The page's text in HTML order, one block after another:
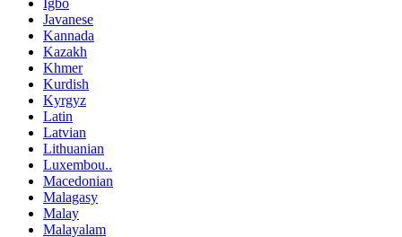
Igbo
Javanese
Kannada
Kazakh
Khmer
Kurdish
Kyrgyz
Latin
Latvian
Lithuanian
Luxembou..
Macedonian
Malagasy
Malay
Malayalam